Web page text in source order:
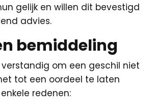
gelijk en willen dit bevestigd
advies.
bemiddeling
om een geschil niet
tot een oordeel te laten
redenen: